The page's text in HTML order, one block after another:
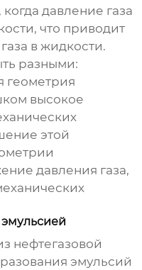
давление газа
что приводит
в жидкости.
разными:
геометрия
высокое
этой
давления газа,
нефтегазовой
эмульсий